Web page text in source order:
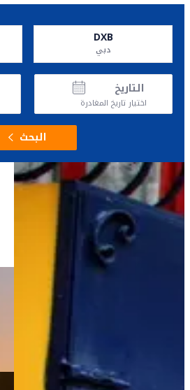
DXB
دبي
التاريخ
اختيار تاريخ المغادرة
البحث